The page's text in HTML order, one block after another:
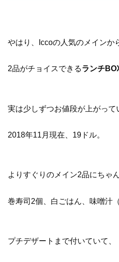
やはり、Iccoの人気のメインか
2品がチョイスできるランチ
実は少しずつお値段が上がって
2018年11月現在、19ドル。
よりすぐりのメイン2品にちゃ
巻寿司2個、白ごはん、味噌汁（
プチデザートまで付いていて、